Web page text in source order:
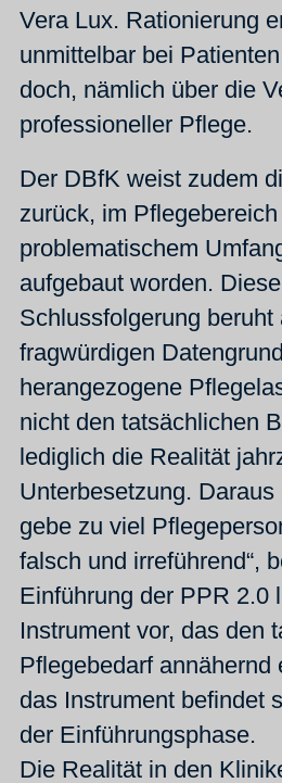
Vera Lux. Rationierung
unmittelbar bei
doch, nämlich über die
professioneller Pflege.
Der DBfK weist zudem
zurück, im
problematischem
aufgebaut worden. Diese
Schlussfolgerung beruht
fragwürdigen
herangezogene
nicht den tatsächlichen
lediglich die Realität
Unterbesetzung.
gebe zu viel
falsch und irreführend“,
Einführung der PPR 2.0
Instrument vor, das den
Pflegebedarf annähernd
das Instrument befindet
der Einführungsphase.
Die Realität in den